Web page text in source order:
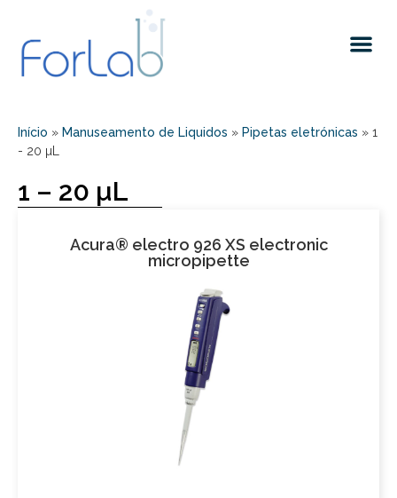
Início » Manuseamento de Liquidos » Pipetas eletrónicas » 1
- 20 µL
1 – 20 µL
Acura® electro 926 XS electronic
micropipette